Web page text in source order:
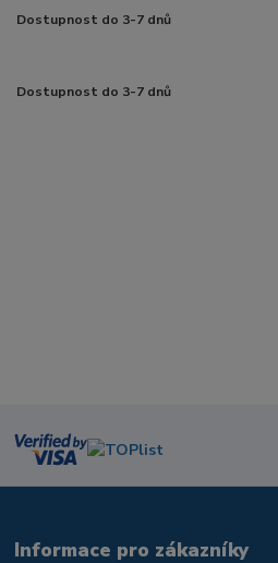
Dostupnost do 3-7 dnů
Dostupnost do 3-7 dnů
Informace pro zákazníky